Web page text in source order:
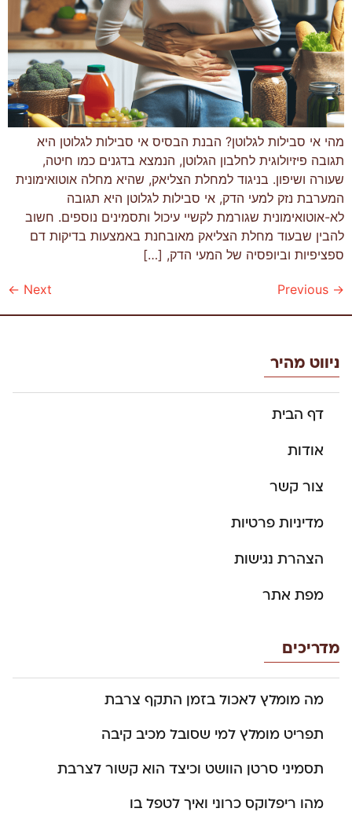
מהי אי סבילות לגלוטן? הבנת הבסיס אי סבילות לגלוטן היא
תגובה פיזיולוגית לחלבון הגלוטן, הנמצא בדגנים כמו חיטה,
שעורה ושיפון. בניגוד למחלת הצליאק, שהיא מחלה אוטואימונית
המערבת נזק למעי הדק, אי סבילות לגלוטן היא תגובה
לא-אוטואימונית שגורמת לקשיי עיכול ותסמינים נוספים. חשוב
להבין שבעוד מחלת הצליאק מאובחנת באמצעות בדיקות דם
ספציפיות וביופסיה של המעי הדק, […]
→
Next
←
ניווט מהיר
דף הבית
אודות
צור קשר
מדיניות פרטיות
הצהרת נגישות
מפת אתר
מדריכים
מה מומלץ לאכול בזמן התקף צרבת
תפריט מומלץ למי שסובל מכיב קיבה
תסמיני סרטן הוושט וכיצד הוא קשור לצרבת
מהו ריפלוקס כרוני ואיך לטפל בו